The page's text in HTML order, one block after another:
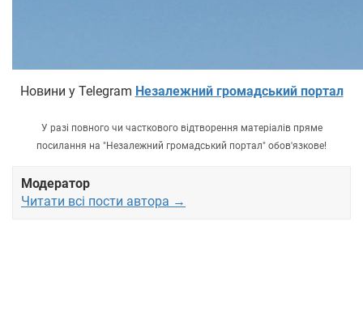
Новини у Telegram Незалежний громадський портал
У разі повного чи часткового відтворення матеріалів пряме
посилання на "Незалежний громадський портал" обов'язкове!
Модератор
Читати всі пости автора →